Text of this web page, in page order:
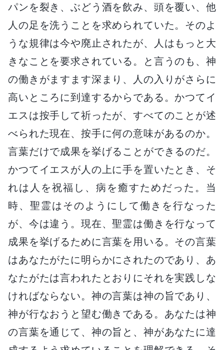
パンを裂き、ぶどう酒を飲み、頭を覆い、他
人の足を洗うことを求められていた。そのよ
うな規律は今や廃止されたが、人はもっと大
きなことを要求されている。と言うのも、神
の働きがますます深まり、人の入りがさらに
高いところに到達するからである。かつてイ
エスは按手して祈ったが、すべてのことが述
べられた現在、按手に何の意味があるのか。
言葉だけで成果を挙げることができるのだ。
かつてイエスが人の上に手を置いたとき、そ
れは人を祝福し、病を癒すためだった。当
時、聖霊はそのようにして働きを行なった
が、今は違う。現在、聖霊は働きを行なって
成果を挙げるために言葉を用いる。その言葉
はあなたがたに明らかにされたのであり、あ
なたがたは言われたとおりにそれを実践しな
ければならない。神の言葉は神の旨であり、
神が行なおうと望む働きである。あなたは神
の言葉を通じて、神の旨と、神があなたに達